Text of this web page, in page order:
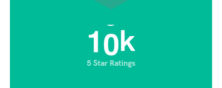
10k
5 Star Ratings